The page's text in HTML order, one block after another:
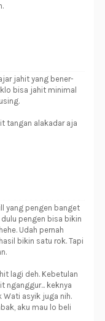
jahit yang bener-
bisa jahit minimal
tangan alakadar aja
yang pengen banget
pengen bisa bikin
Udah pernah
bikin satu rok. Tapi
lagi deh. Kebetulan
nganggur... keknya
asyik juga nih.
aku mau lo beli